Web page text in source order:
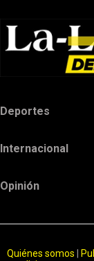
Deportes
Internacional
Opinión
Quiénes somos